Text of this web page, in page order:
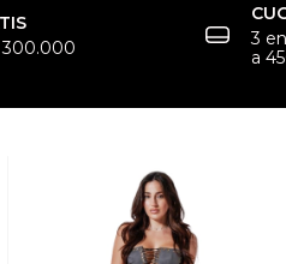
300.000
3
a